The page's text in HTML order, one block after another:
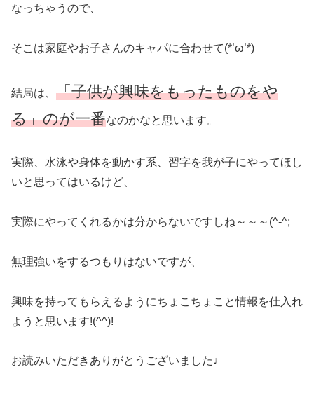
なっちゃうので、
そこは家庭やお子さんのキャパに合わせて(*’ω’*)
結局は、 「子供が興味をもったものをや
る」のが一番なのかなと思います。
実際、水泳や身体を動かす系、習字を我が子にやってほし
いと思ってはいるけど、
実際にやってくれるかは分からないですしね～～～(^-^;
無理強いをするつもりはないですが、
興味を持ってもらえるようにちょこちょこと情報を仕入れ
ようと思います!(^^)!
お読みいただきありがとうございました♩